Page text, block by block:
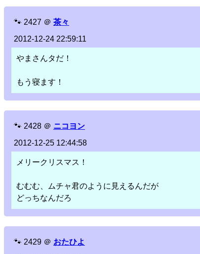
🐾 2427 ＠ 茶々
2012-12-24 22:59:11
やまさんタだ！
もう寝ます！
🐾 2428 ＠ ニコヨン
2012-12-25 12:44:58
メリークリスマス！
むむむ、ムチャ君のように見えるんだが
どっちなんだろ
🐾 2429 ＠ おたひよ